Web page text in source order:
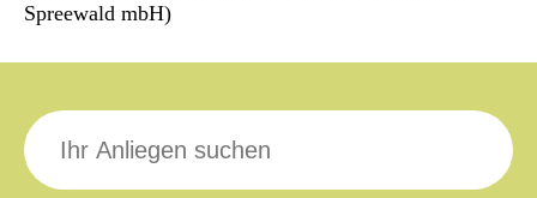
Spreewald mbH)
Suche
nach: